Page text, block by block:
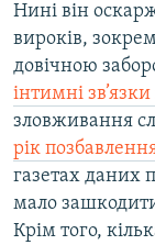
Нині він
вироків,
довічною
інтимні
зловживання
рік
газетах даних
мало
Крім того,